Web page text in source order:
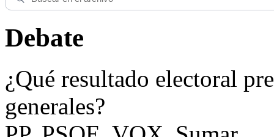
Debate
¿Qué resultado electoral
generales?